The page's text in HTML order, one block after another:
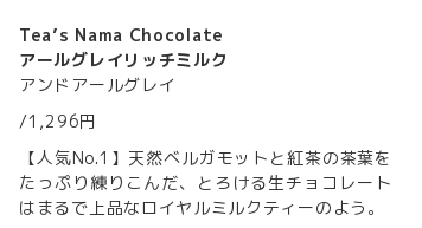
Tea’s Nama Chocolate
アールグレイリッチミルク
アンドアールグレイ
/1,296円
【人気No.1】天然ベルガモットと紅茶の茶葉を
たっぷり練りこんだ、とろける生チョコレート
はまるで上品なロイヤルミルクティーのよう。